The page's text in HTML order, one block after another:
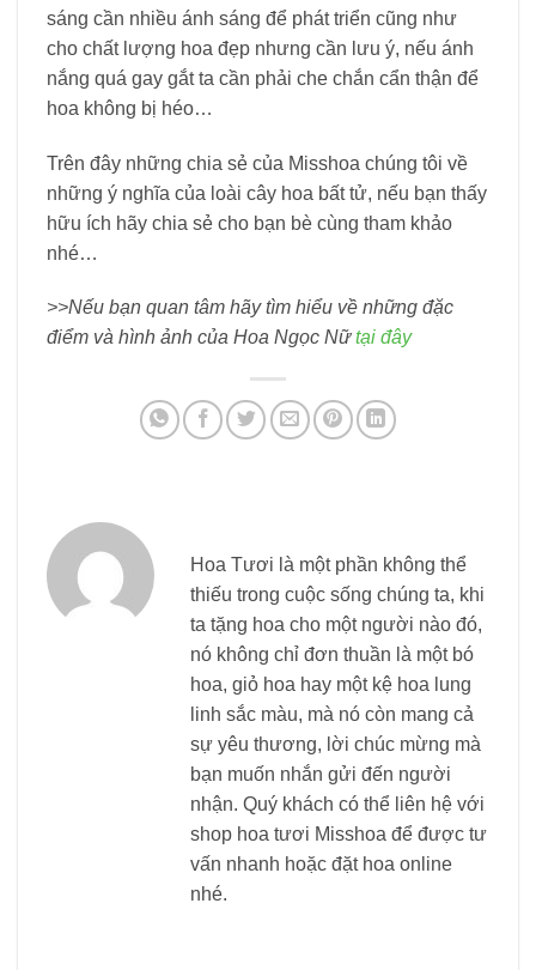
sáng cần nhiều ánh sáng để phát triển cũng như
cho chất lượng hoa đẹp nhưng cần lưu ý, nếu ánh
nắng quá gay gắt ta cần phải che chắn cẩn thận để
hoa không bị héo…
Trên đây những chia sẻ của Misshoa chúng tôi về
những ý nghĩa của loài cây hoa bất tử, nếu bạn thấy
hữu ích hãy chia sẻ cho bạn bè cùng tham khảo
nhé…
>>Nếu bạn quan tâm hãy tìm hiểu về những đặc
điểm và hình ảnh của Hoa Ngọc Nữtại đây
Hoa Tươi là một phần không thể
thiếu trong cuộc sống chúng ta, khi
ta tặng hoa cho một người nào đó,
nó không chỉ đơn thuần là một bó
hoa, giỏ hoa hay một kệ hoa lung
linh sắc màu, mà nó còn mang cả
sự yêu thương, lời chúc mừng mà
bạn muốn nhắn gửi đến người
nhận. Quý khách có thể liên hệ với
shop hoa tươi Misshoa để được tư
vấn nhanh hoặc đặt hoa online
nhé.